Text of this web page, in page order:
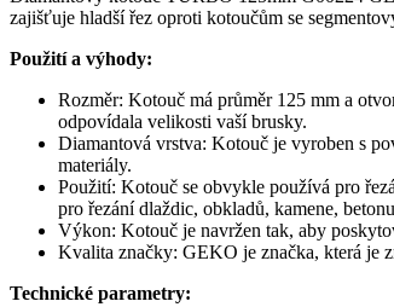
zajišťuje hladší řez oproti kotoučům se
Použití a výhody:
Rozměr: Kotouč má průměr 125 mm a
odpovídala velikosti vaší brusky.
Diamantová vrstva: Kotouč je vyroben s
materiály.
Použití: Kotouč se obvykle používá pro
pro řezání dlaždic, obkladů, kamene,
Výkon: Kotouč je navržen tak, aby
Kvalita značky: GEKO je značka, která je
Technické parametry: